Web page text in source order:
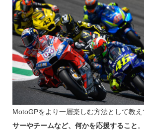
MotoGPをより一層楽しむ方法として教え
サーやチームなど、何かを応援すること 。